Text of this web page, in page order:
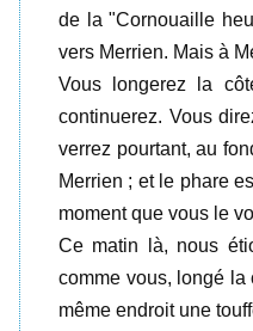
de la "Cornouaille
vers Merrien. Mais à
Vous longerez la
continuerez. Vous
verrez pourtant, au
Merrien ; et le phare
moment que vous le
Ce matin là, nous
comme vous, longé la
même endroit une